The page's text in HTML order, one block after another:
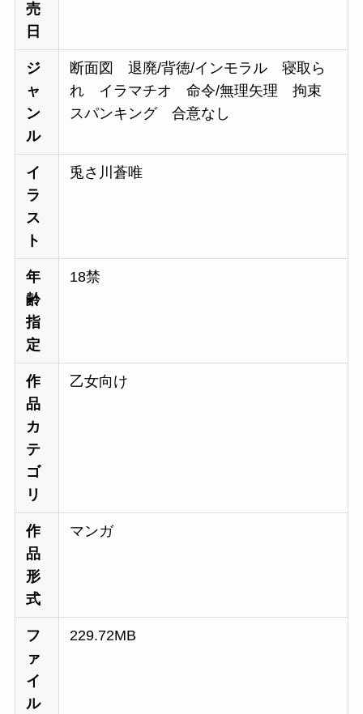
売
日
ジ
ャ
ン
ル
断面図 退廃/背徳/インモラル 寝取ら
れ イラマチオ 命令/無理矢理 拘束
スパンキング 合意なし
イ
ラ
ス
ト
兎さ川蒼唯
年
齢
指
定
18禁
作
品
カ
テ
ゴ
リ
乙女向け
作
品
形
式
マンガ
フ
ァ
イ
ル
229.72MB